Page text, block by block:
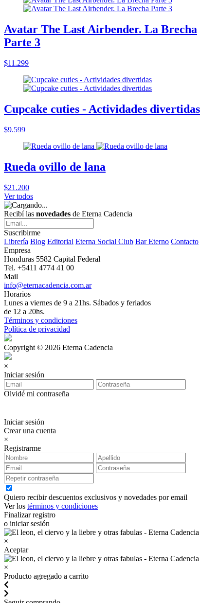
Avatar The Last Airbender. La Brecha
Parte 3
$11.299
Cupcake cuties - Actividades divertidas
$9.599
Rueda ovillo de lana
$21.200
Ver todos
Recibí las novedades de Eterna Cadencia
Suscribirme
Librería Blog Editorial Eterna Social Club Bar Eterno Contacto
Empresa
Honduras 5582 Capital Federal
Tel. +5411 4774 41 00
Mail
info@eternacadencia.com.ar
Horarios
Lunes a viernes de 9 a 21hs. Sábados y feriados
de 12 a 20hs.
Términos y condiciones
Política de privacidad
Copyright © 2026 Eterna Cadencia
×
Iniciar sesión
Olvidé mi contraseña
Iniciar sesión
Crear una cuenta
×
Registrarme
Quiero recibir descuentos exclusivos y novedades por email
Ver los términos y condiciones
Finalizar registro
o iniciar sesión
×
Aceptar
×
Producto agregado a carrito